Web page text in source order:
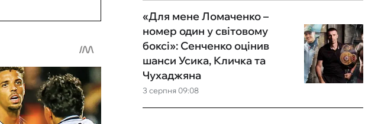
3 серпня 09:08
«Для мене Ломаченко –
номер один у світовому
боксі»: Сенченко оцінив
шанси Усика, Кличка та
Чухаджяна